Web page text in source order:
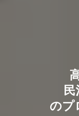
のプ